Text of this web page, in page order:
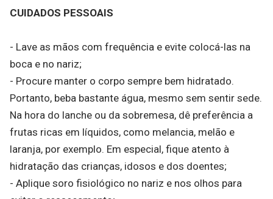
CUIDADOS PESSOAIS
- Lave as mãos com frequência e evite colocá-las na
boca e no nariz;
- Procure manter o corpo sempre bem hidratado.
Portanto, beba bastante água, mesmo sem sentir sede.
Na hora do lanche ou da sobremesa, dê preferência a
frutas ricas em líquidos, como melancia, melão e
laranja, por exemplo. Em especial, fique atento à
hidratação das crianças, idosos e dos doentes;
- Aplique soro fisiológico no nariz e nos olhos para